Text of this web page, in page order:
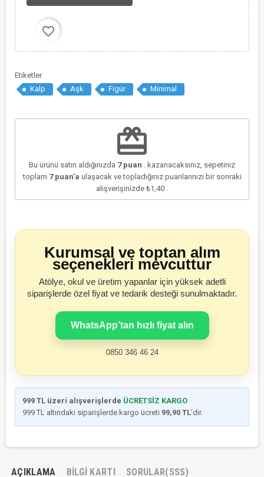
favorite_border
Etiketler
Kalp
Aşk Figür Minimal
redeem
Bu ürünü satın aldığınızda 7puan . kazanacaksınız, sepetiniz
toplam 7puan'a ulaşacak ve topladığınız puanlarınızı bir sonraki
alışverişinizde ₺1,40 .
Kurumsal ve toptan alım
seçenekleri mevcuttur
Atölye, okul ve üretim yapanlar için yüksek adetli
siparişlerde özel fiyat ve tedarik desteği sunulmaktadır.
WhatsApp’tan hızlı fiyat alın
0850 346 46 24
999 TL üzeri alışverişlerde ÜCRETSİZ KARGO
999 TL altındaki siparişlerde kargo ücreti 99,90 TL’dir.
AÇIKLAMA BILGI KARTI SORULAR(SSS)